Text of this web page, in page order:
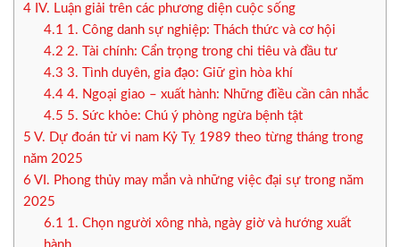
4 IV. Luận giải trên các phương diện cuộc sống
4.1 1. Công danh sự nghiệp: Thách thức và cơ hội
4.2 2. Tài chính: Cẩn trọng trong chi tiêu và đầu tư
4.3 3. Tình duyên, gia đạo: Giữ gìn hòa khí
4.44. Ngoại giao – xuất hành: Những điều cần cân nhắc
4.5 5. Sức khỏe: Chú ý phòng ngừa bệnh tật
5 V. Dự đoán tử vi nam Kỷ Tỵ 1989 theo từng tháng trong
năm 2025
6 VI. Phong thủy may mắn và những việc đại sự trong năm
2025
6.1 1. Chọn người xông nhà, ngày giờ và hướng xuất